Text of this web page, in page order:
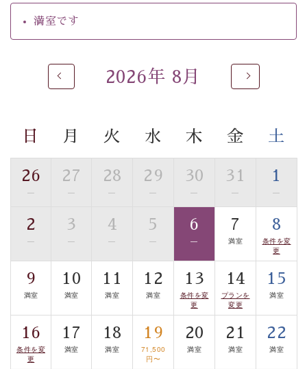
・環境に配慮したアメニティをご用意
・館内フリーWi-Fi
・駐車場完備
・チェックイン15時、チェックアウト10時
・夕食は地産地消の創作和会席 美湖膳（二十四節気と
いう昔の暦による料理表現）
・朝食はこだわりの味噌汁をはじめとした和定食
自家源泉「美翠源泉」は酸化の進みが遅く新鮮で若返り
の効果が高い、極めて希有な源泉です。身も心も癒され
■お座敷風呂（大浴場）
温泉の成分に合わせ、防菌防カビの特殊素材の畳を使
用。 足元が柔らかく、そして滑りにくい畳のお風呂で
す。
※男性大浴場までのご移動には階段がございます。 予め
ご了承のほどお願いいたします。
満室です
2026年 8月
日 月 火 水 木 金 土
26
—
27
—
28
—
29
—
30
—
31
—
1
—
2
—
3
—
4
—
5
—
6
—
7
満室
8
条件を変
更
9
満室
10
満室
11
満室
12
満室
13
条件を変
更
14
プランを
変更
15
満室
16
条件を変
更
17
満室
18
満室
19
71,500
円〜
20
満室
21
満室
22
満室